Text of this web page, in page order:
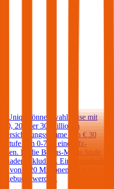
Uniqa können wahlweise mit
10, 20 oder 30 Millionen
Versicherungssumme von € 30
Stufe von 0-7 ist eine Kfz-
Ist die Bonus-Malus Stufe
inkludiert. Ein Freischaden
von € 20 Millionen auch bei
werden.